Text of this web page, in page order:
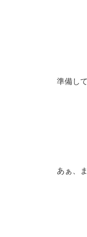
準備し
あぁ、